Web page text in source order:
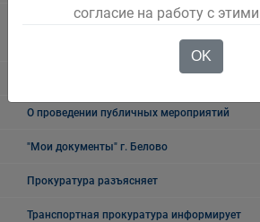
Государственное казенное учреждение
Территориальный Центр занятости населения
О проведении публичных мероприятий
"Мои документы" г. Белово
Прокуратура разъясняет
Транспортная прокуратура информирует
согласие на работу с
OK